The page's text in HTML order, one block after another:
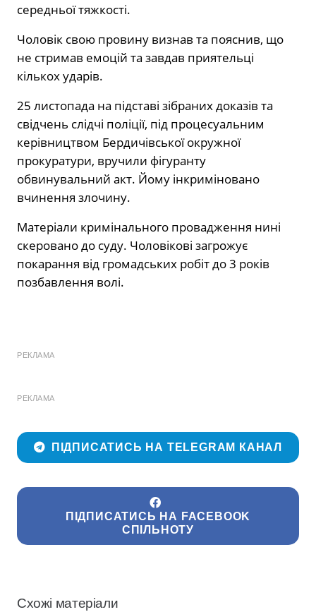
середньої тяжкості.
Чоловік свою провину визнав та пояснив, що
не стримав емоцій та завдав приятельці
кількох ударів.
25 листопада на підставі зібраних доказів та
свідчень слідчі поліції, під процесуальним
керівництвом Бердичівської окружної
прокуратури, вручили фігуранту
обвинувальний акт. Йому інкриміновано
вчинення злочину.
Матеріали кримінального провадження нині
скеровано до суду. Чоловікові загрожує
покарання від громадських робіт до 3 років
позбавлення волі.
РЕКЛАМА
РЕКЛАМА
ПІДПИСАТИСЬ НА TELEGRAM КАНАЛ
ПІДПИСАТИСЬ НА FACEBOOK
СПІЛЬНОТУ
Схожі матеріали